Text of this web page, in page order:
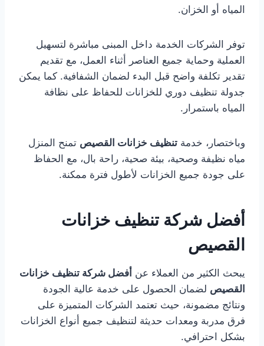
المياه أو الخزان.
توفر الشركات الخدمة داخل المبنى مباشرة لتسهيل
العملية وحماية جميع العناصر أثناء العمل، مع تقديم
تقدير تكلفة واضح قبل البدء لضمان الشفافية. كما يمكن
جدولة تنظيف دوري للخزانات للحفاظ على نظافة
المياه باستمرار.
وباختصار، خدمة تنظيف خزانات القصيص تمنح المنزل
مياه نظيفة وصحية، بيئة صحية، راحة بال، مع الحفاظ
على جودة جميع الخزانات لأطول فترة ممكنة.
أفضل شركة تنظيف خزانات
القصيص
يبحث الكثير من العملاء عن أفضل شركة تنظيف خزانات
القصيص لضمان الحصول على خدمة عالية الجودة
ونتائج مضمونة، حيث تعتمد الشركات المتميزة على
فرق مدربة ومعدات حديثة لتنظيف جميع أنواع الخزانات
بشكل احترافي.